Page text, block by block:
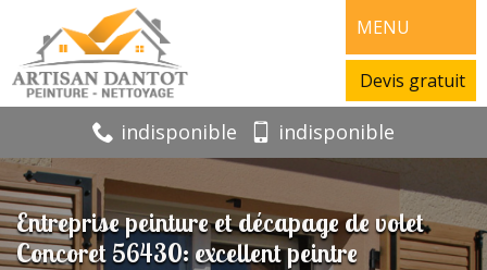
MENU
Devis gratuit
indisponible indisponible
Entreprise peinture et décapage de volet
Concoret 56430: excellent peintre